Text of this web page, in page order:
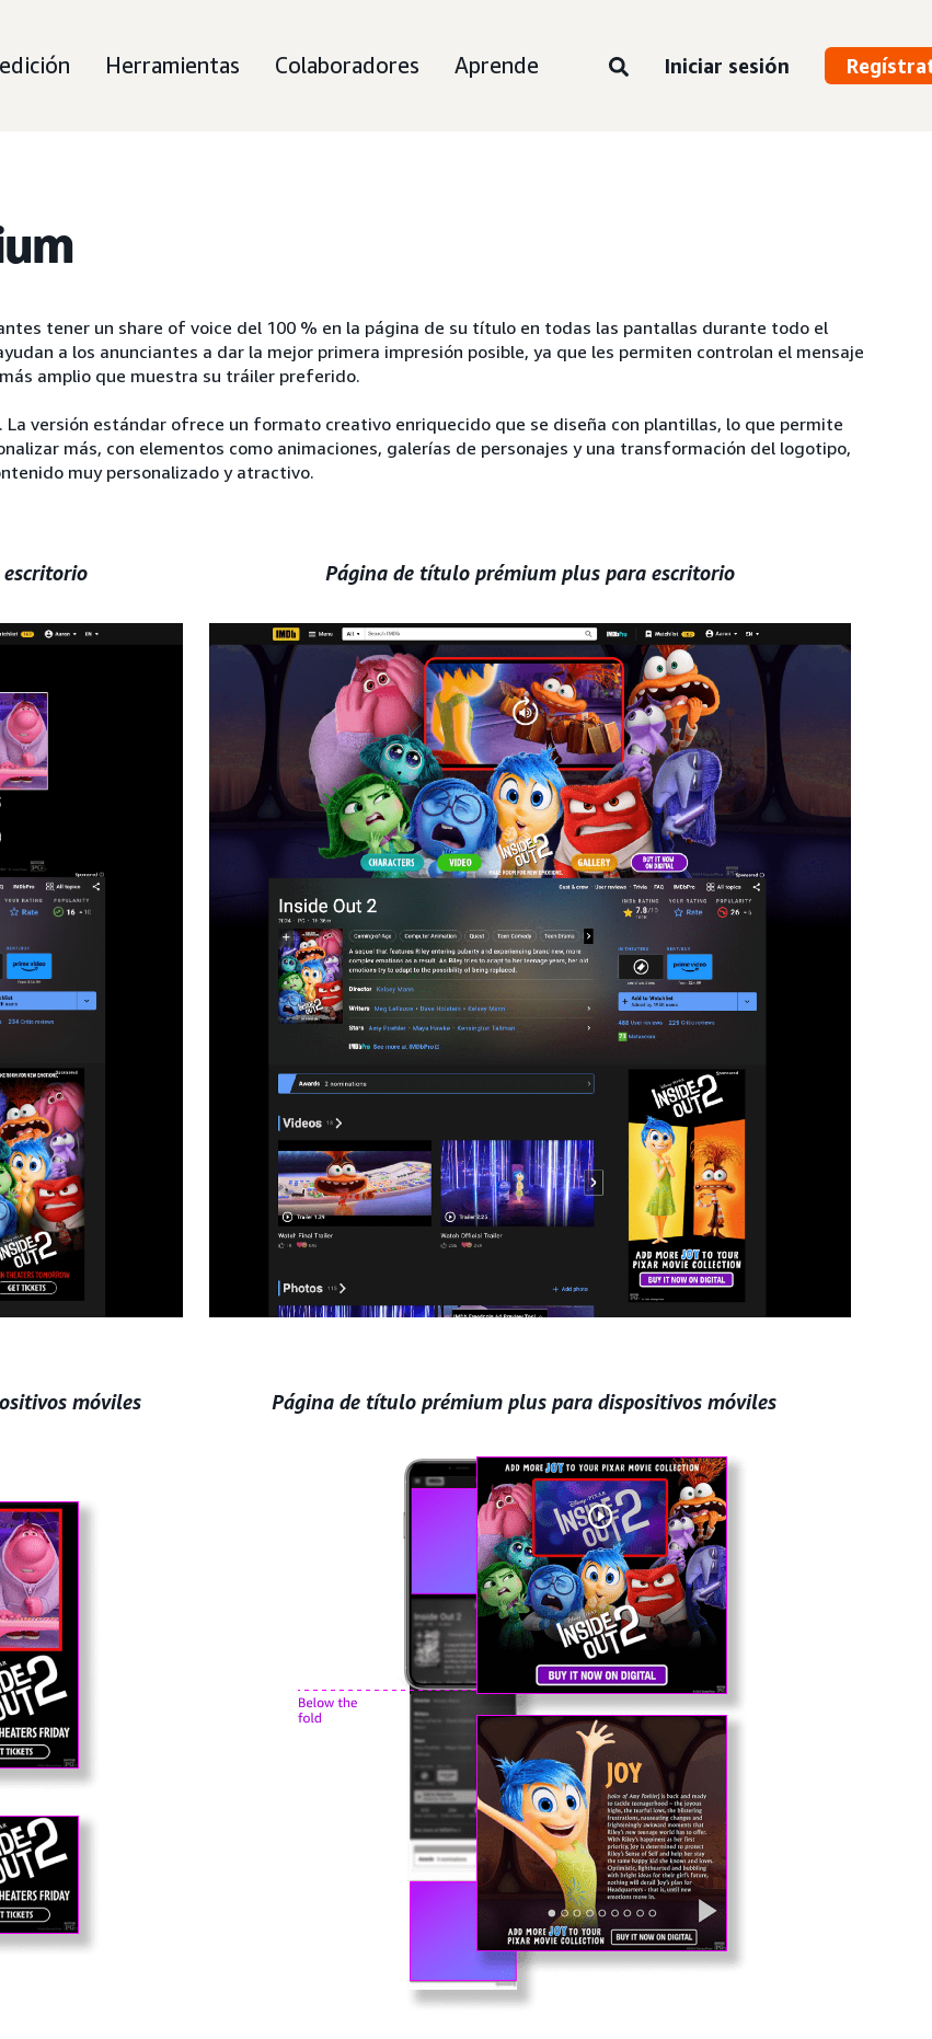
Herramientas Colaboradores Aprende Iniciar sesión
tener un share of voice del 100 % en la página de su título en todas las pantallas durante todo el
a los anunciantes a dar la mejor primera impresión posible, ya que les permiten controlan el mensaje
amplio que muestra su tráiler preferido.
La versión estándar ofrece un formato creativo enriquecido que se diseña con plantillas, lo que permite
más, con elementos como animaciones, galerías de personajes y una transformación del logotipo,
muy personalizado y atractivo.
Página de título prémium plus para escritorio
móviles Página de título prémium plus para dispositivos móviles